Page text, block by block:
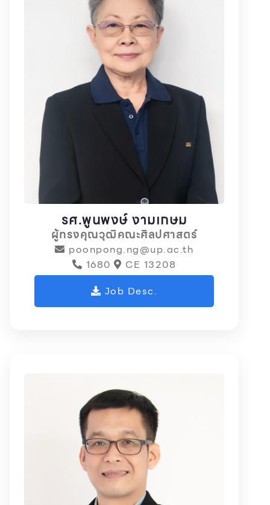
รศ.พูนพงษ์ งามเกษม
ผู้ทรงคุณวุฒิคณะศิลปศาสตร์
poonpong.ng@up.ac.th
1680
CE 13208
Job Desc.